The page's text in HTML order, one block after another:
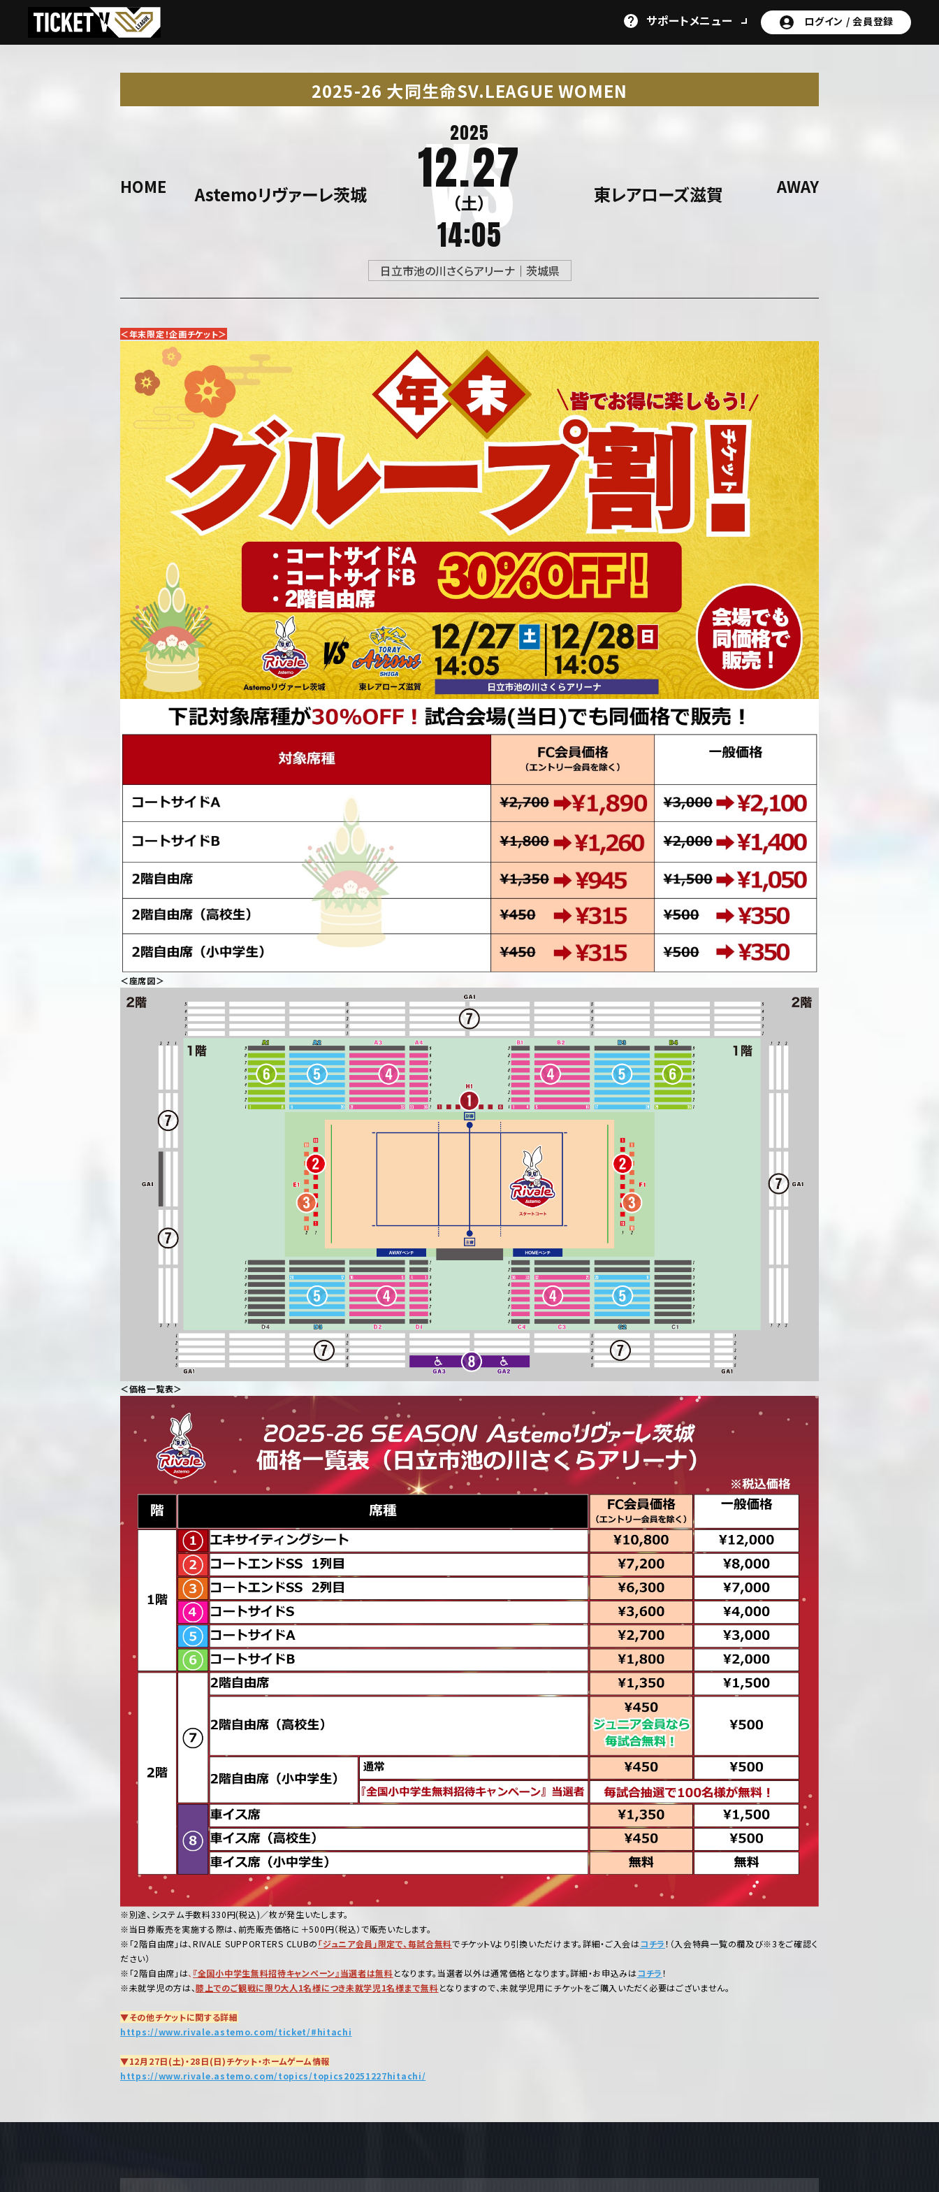
サポートメニュー ログイン /会員登録
2025-26 大同生命SV.LEAGUE WOMEN
HOME Astemoリヴァーレ茨城
2025
12.27
（土）
14:05
AWAY
東レアローズ滋賀
日立市池の川さくらアリーナ｜茨城県
＜年末限定！企画チケット＞
＜座席図＞
＜価格一覧表＞
※別途、システム手数料330円(税込)／枚が発生いたします。
※当日券販売を実施する際は、前売販売価格に＋500円（税込）で販売いたします。
※「2階自由席」は、RIVALE SUPPORTERS CLUBの「ジュニア会員」限定で、毎試合無料でチケットVより引換いただけます。詳細・ご入会はコチラ！（入会特典一覧の欄及び※3をご確認く
ださい）
※「2階自由席」は、 『全国小中学生無料招待キャンペーン』当選者は無料となります。当選者以外は通常価格となります。詳細・お申込みはコチラ！
※未就学児の方は、膝上でのご観戦に限り大人1名様につき未就学児1名様まで無料となりますので、未就学児用にチケットをご購入いただく必要はございません。
▼その他チケットに関する詳細
https://www.rivale.astemo.com/ticket/#hitachi
▼12月27日(土)・28日(日)チケット・ホームゲーム情報
https://www.rivale.astemo.com/topics/topics20251227hitachi/